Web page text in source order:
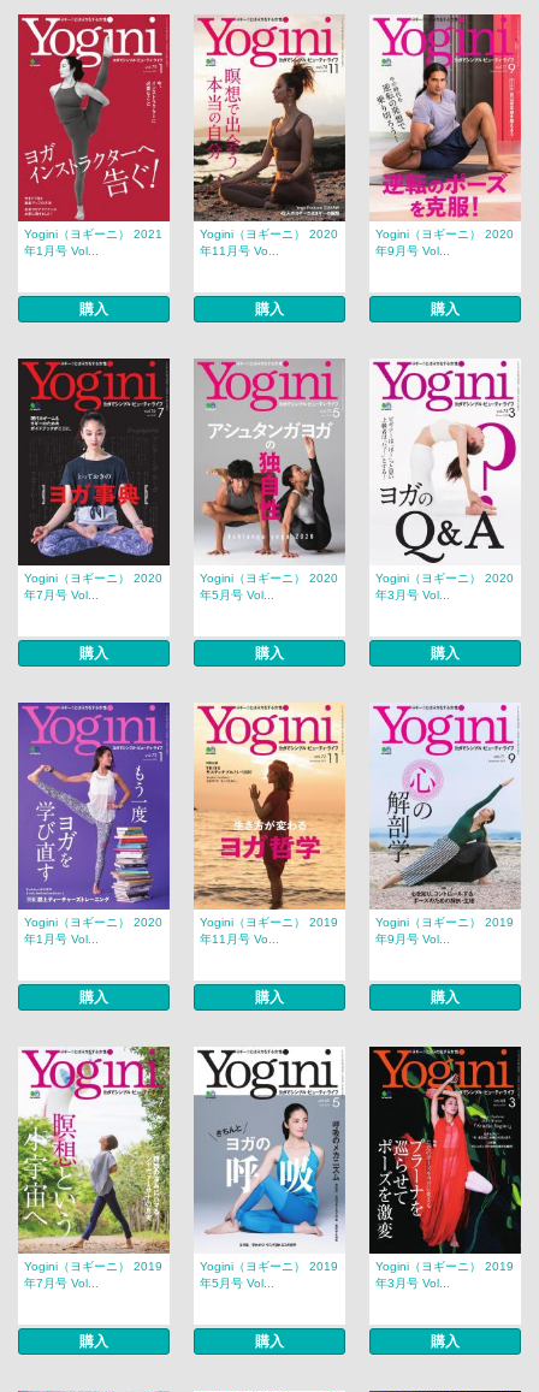
Yogini（ヨギーニ） 2021
年1月号 Vol...
購入
Yogini（ヨギーニ） 2020
年11月号 Vo...
購入
Yogini（ヨギーニ） 2020
年9月号 Vol...
購入
Yogini（ヨギーニ） 2020
年7月号 Vol...
購入
Yogini（ヨギーニ） 2020
年5月号 Vol...
購入
Yogini（ヨギーニ） 2020
年3月号 Vol...
購入
Yogini（ヨギーニ） 2020
年1月号 Vol...
購入
Yogini（ヨギーニ） 2019
年11月号 Vo...
購入
Yogini（ヨギーニ） 2019
年9月号 Vol...
購入
Yogini（ヨギーニ） 2019
年7月号 Vol...
購入
Yogini（ヨギーニ） 2019
年5月号 Vol...
購入
Yogini（ヨギーニ） 2019
年3月号 Vol...
購入